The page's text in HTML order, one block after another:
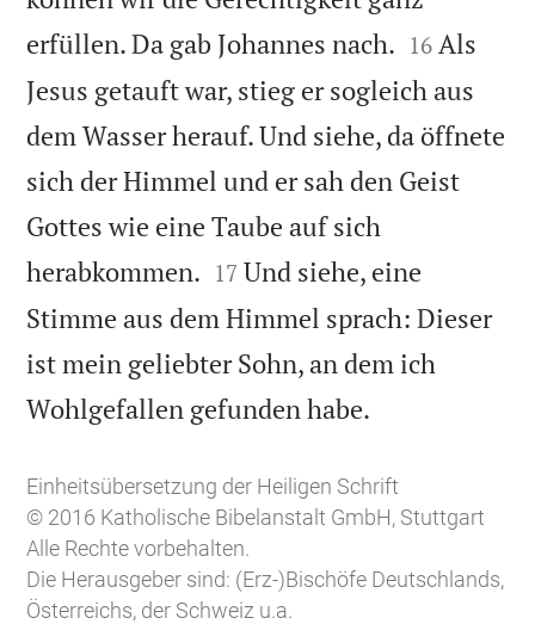
erfüllen. Da gab Johannes nach. 

16 Als
Jesus getauft war, stieg er sogleich aus
dem Wasser herauf. Und siehe, da öffnete
sich der Himmel und er sah den Geist
Gottes wie eine Taube auf sich
herabkommen. 

17 Und siehe, eine
Stimme aus dem Himmel sprach: Dieser
ist mein geliebter Sohn, an dem ich
Wohlgefallen gefunden habe.
Einheitsübersetzung der Heiligen Schrift
© 2016 Katholische Bibelanstalt GmbH, Stuttgart
Alle Rechte vorbehalten.
Die Herausgeber sind: (Erz-)Bischöfe Deutschlands,
Österreichs, der Schweiz u.a.